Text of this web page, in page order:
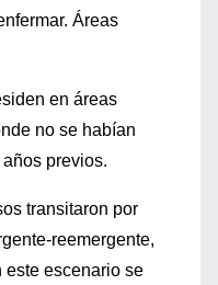
Áreas
en áreas
no se habían
previos.
transitaron por
reemergente,
este escenario se